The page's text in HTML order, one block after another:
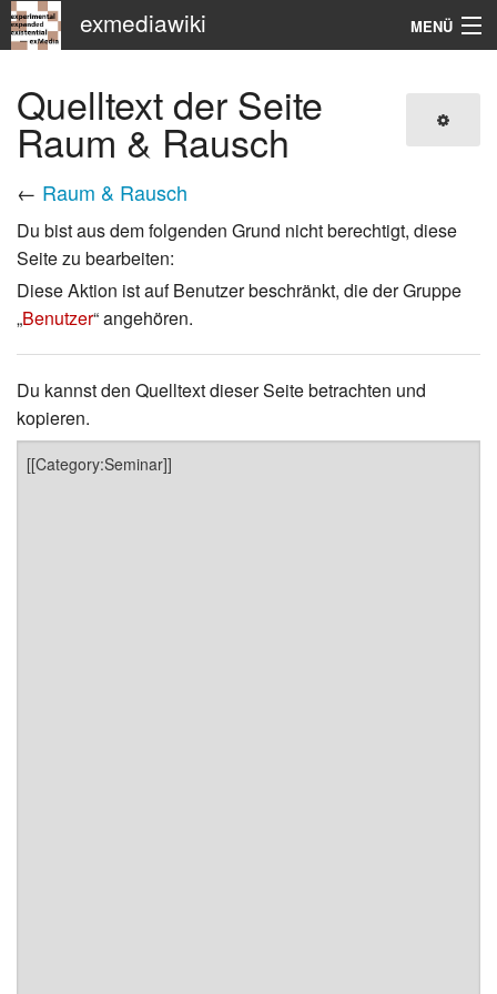
exmediawiki MENÜ
KHM
Quelltext der Seite
Raum & Rausch
← Raum & Rausch
Du bist aus dem folgenden Grund nicht berechtigt, diese
Seite zu bearbeiten:
Diese Aktion ist auf Benutzer beschränkt, die der Gruppe
„Benutzer“ angehören.
Du kannst den Quelltext dieser Seite betrachten und
kopieren.